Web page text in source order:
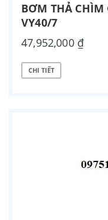
BƠM THẢ CHÌM
VY40/7
47,952,000 ₫
CHI TIẾT